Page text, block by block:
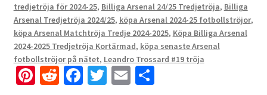
tredjetröja för 2024-25, Billiga Arsenal 24/25 Tredjetröja, Billiga
Arsenal Tredjetröja 2024/25, köpa Arsenal 2024-25 fotbollströjor,
köpa Arsenal Matchtröja Tredje 2024-2025, Köpa Billiga Arsenal
2024-2025 Tredjetröja Kortärmad, köpa senaste Arsenal
fotbollströjor på nätet, Leandro Trossard #19 tröja
Pi R Fa T E D